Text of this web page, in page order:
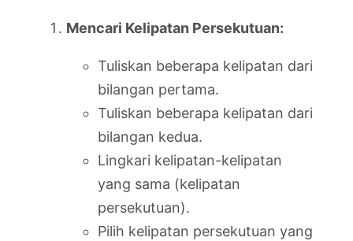
Mencari Kelipatan Persekutuan:
Tuliskan beberapa kelipatan dari
bilangan pertama.
Tuliskan beberapa kelipatan dari
bilangan kedua.
Lingkari kelipatan-kelipatan
yang sama (kelipatan
persekutuan).
Pilih kelipatan persekutuan yang